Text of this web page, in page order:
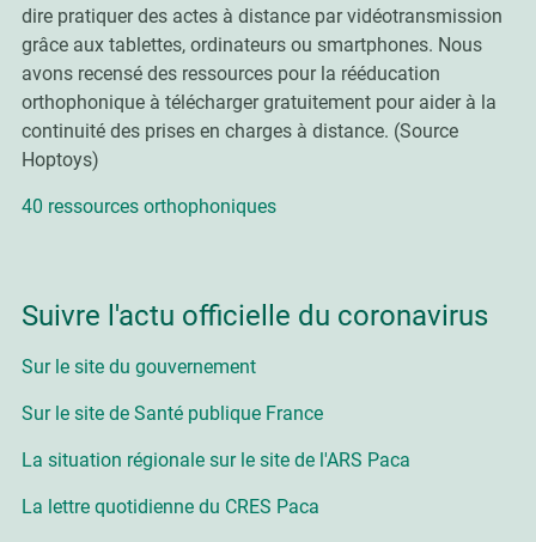
dire pratiquer des actes à distance par vidéotransmission
grâce aux tablettes, ordinateurs ou smartphones. Nous
avons recensé des ressources pour la rééducation
orthophonique à télécharger gratuitement pour aider à la
continuité des prises en charges à distance. (Source
Hoptoys)
40 ressources orthophoniques
Suivre l'actu officielle du coronavirus
Sur le site du gouvernement
Sur le site de Santé publique France
La situation régionale sur le site de l'ARS Paca
La lettre quotidienne du CRES Paca